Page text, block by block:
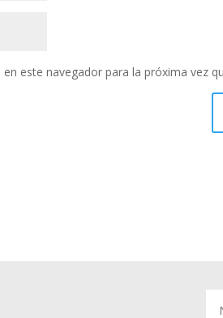
este navegador para la próxima vez